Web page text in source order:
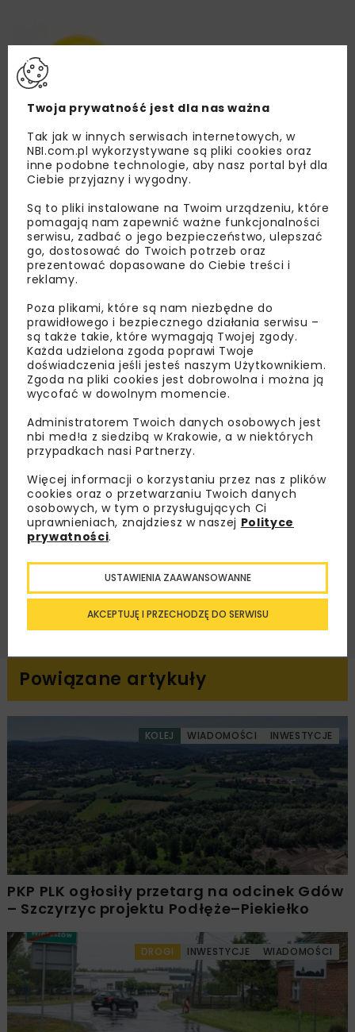
Lubisz wiedzieć więcej?
Zapisz się do newslettera aby otrzymywać od
nas najlepsze informacje branżowe,
zaproszenia na wydarzenia, atrakcyjne oferty i
dedykowane akcje specjalne.
Zapoznałam/em się zPolityką Prywatności
Regulaminemoraz wyrażam zgodę na otrzymywanie na
podany przeze mnie adres e-mail korespondencji
handlowej w postaci newslettera.
ZAPISZ MNIE
Powiązane artykuły
KOLEJ WIADOMOŚCI INWESTYCJE
PKP PLK ogłosiły przetarg na odcinek Gdów
– Szczyrzyc projektu Podłęże–Piekiełko
DROGI INWESTYCJE WIADOMOŚCI
Twoja prywatność jest dla nas ważna
Tak jak w innych serwisach internetowych, w
NBI.com.pl wykorzystywane są pliki cookies oraz
inne podobne technologie, aby nasz portal był dla
Ciebie przyjazny i wygodny.
Są to pliki instalowane na Twoim urządzeniu, które
pomagają nam zapewnić ważne funkcjonalności
serwisu, zadbać o jego bezpieczeństwo, ulepszać
go, dostosować do Twoich potrzeb oraz
prezentować dopasowane do Ciebie treści i
reklamy.
Poza plikami, które są nam niezbędne do
prawidłowego i bezpiecznego działania serwisu –
są także takie, które wymagają Twojej zgody.
Każda udzielona zgoda poprawi Twoje
doświadczenia jeśli jesteś naszym Użytkownikiem.
Zgoda na pliki cookies jest dobrowolna i można ją
wycofać w dowolnym momencie.
Administratorem Twoich danych osobowych jest
nbi med!a z siedzibą w Krakowie, a w niektórych
przypadkach nasi Partnerzy.
Więcej informacji o korzystaniu przez nas z plików
cookies oraz o przetwarzaniu Twoich danych
osobowych, w tym o przysługujących Ci
uprawnieniach, znajdziesz w naszej Polityce
prywatności.
AKCEPTUJĘ I PRZECHODZĘ DO SERWISU
USTAWIENIA ZAAWANSOWANNE